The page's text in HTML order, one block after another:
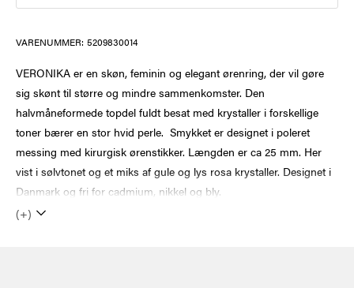
VARENUMMER: 5209830014
VERONIKA er en skøn, feminin og elegant ørenring, der vil gøre
sig skønt til større og mindre sammenkomster. Den
halvmåneformede topdel fuldt besat med krystaller i forskellige
toner bærer en stor hvid perle. Smykket er designet i poleret
messing med kirurgisk ørenstikker. Længden er ca 25 mm. Her
vist i sølvtonet og et miks af gule og lys rosa krystaller. Designet i
Danmark og fri for cadmium, nikkel og bly.
(+)